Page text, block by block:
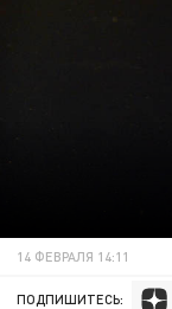
14 ФЕВРАЛЯ 14:11
ПОДПИШИТЕСЬ: